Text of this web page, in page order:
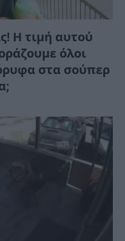
Η τιμή αυτού
όλοι
στα σούπερ